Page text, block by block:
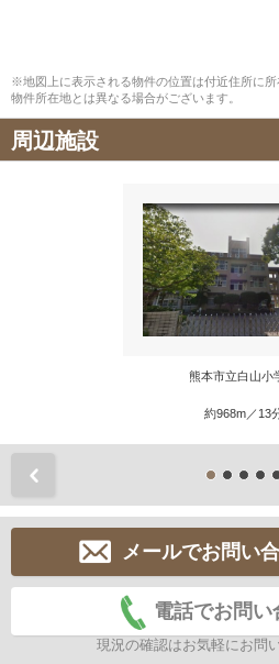
※地図上に表示される物件の位置は付近住所に
物件所在地とは異なる場合がございます。
周辺施設
熊本市立白山小
約968m／13
メールでお問い
電話でお問い
現況の確認はお気軽にお問